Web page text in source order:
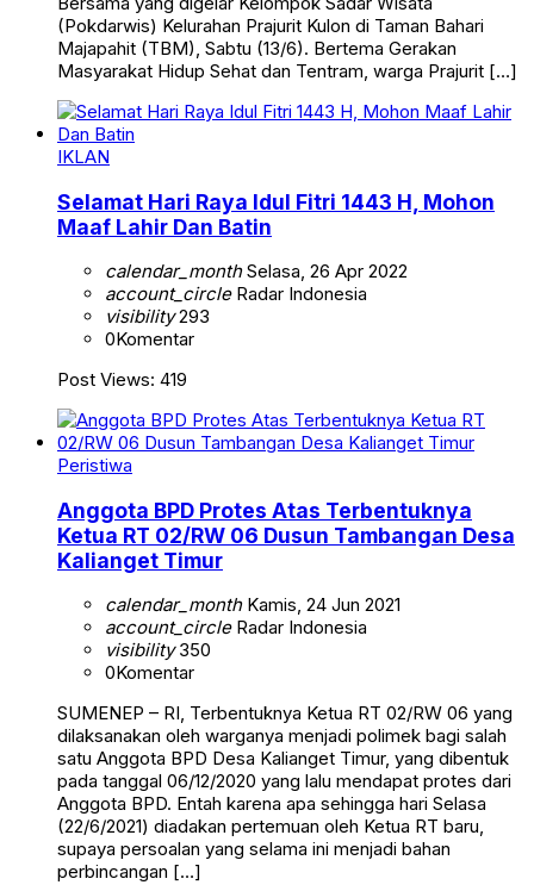
(Pokdarwis) Kelurahan Prajurit Kulon di Taman Bahari
Majapahit (TBM), Sabtu (13/6). Bertema Gerakan
Masyarakat Hidup Sehat dan Tentram, warga Prajurit […]
IKLAN
Selamat Hari Raya Idul Fitri 1443 H, Mohon
Maaf Lahir Dan Batin
calendar_monthSelasa, 26 Apr 2022
account_circleRadar Indonesia
visibility293
0Komentar
Post Views: 419
Peristiwa
Anggota BPD Protes Atas Terbentuknya
Ketua RT 02/RW 06 Dusun Tambangan Desa
Kalianget Timur
calendar_monthKamis, 24 Jun 2021
account_circleRadar Indonesia
visibility350
0Komentar
SUMENEP – RI, Terbentuknya Ketua RT 02/RW 06 yang
dilaksanakan oleh warganya menjadi polimek bagi salah
satu Anggota BPD Desa Kalianget Timur, yang dibentuk
pada tanggal 06/12/2020 yang lalu mendapat protes dari
Anggota BPD. Entah karena apa sehingga hari Selasa
(22/6/2021) diadakan pertemuan oleh Ketua RT baru,
supaya persoalan yang selama ini menjadi bahan
perbincangan […]